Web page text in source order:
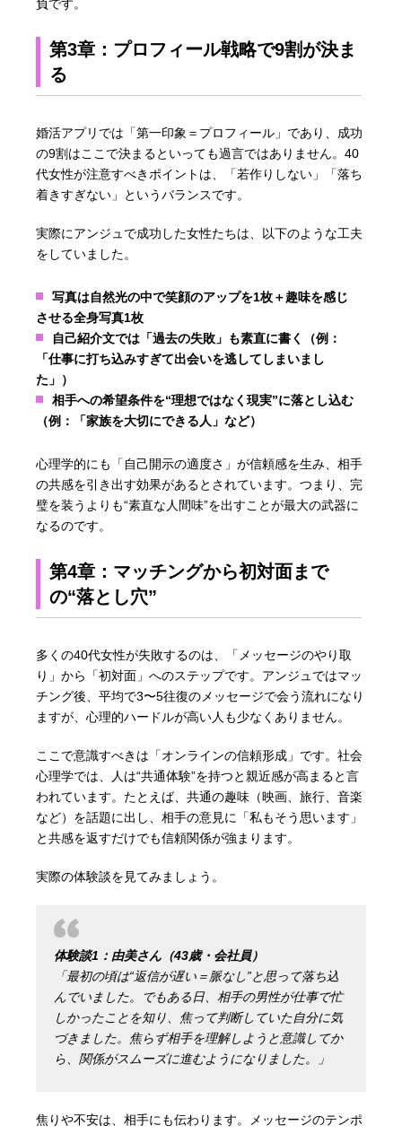
負です。
第3章：プロフィール戦略で9割が決ま
る
婚活アプリでは「第一印象＝プロフィール」であり、成功
の9割はここで決まるといっても過言ではありません。40
代女性が注意すべきポイントは、「若作りしない」「落ち
着きすぎない」というバランスです。
実際にアンジュで成功した女性たちは、以下のような工夫
をしていました。
写真は自然光の中で笑顔のアップを1枚＋趣味を感じ
させる全身写真1枚
自己紹介文では「過去の失敗」も素直に書く（例：
「仕事に打ち込みすぎて出会いを逃してしまいまし
た」）
相手への希望条件を“理想ではなく現実”に落とし込む
（例：「家族を大切にできる人」など）
心理学的にも「自己開示の適度さ」が信頼感を生み、相手
の共感を引き出す効果があるとされています。つまり、完
璧を装うよりも“素直な人間味”を出すことが最大の武器に
なるのです。
第4章：マッチングから初対面まで
の“落とし穴”
多くの40代女性が失敗するのは、「メッセージのやり取
り」から「初対面」へのステップです。アンジュではマッ
チング後、平均で3〜5往復のメッセージで会う流れになり
ますが、心理的ハードルが高い人も少なくありません。
ここで意識すべきは「オンラインの信頼形成」です。社会
心理学では、人は“共通体験”を持つと親近感が高まると言
われています。たとえば、共通の趣味（映画、旅行、音楽
など）を話題に出し、相手の意見に「私もそう思います」
と共感を返すだけでも信頼関係が強まります。
実際の体験談を見てみましょう。
体験談1：由美さん（43歳・会社員）
「最初の頃は“返信が遅い＝脈なし”と思って落ち込
んでいました。でもある日、相手の男性が仕事で忙
しかったことを知り、焦って判断していた自分に気
づきました。焦らず相手を理解しようと意識してか
ら、関係がスムーズに進むようになりました。」
焦りや不安は、相手にも伝わります。メッセージのテンポ